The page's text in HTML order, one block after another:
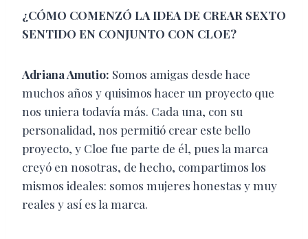
¿CÓMO COMENZÓ LA IDEA DE CREAR SEXTO
SENTIDO EN CONJUNTO CON CLOE?
Adriana Amutio: Somos amigas desde hace
muchos años y quisimos hacer un proyecto que
nos uniera todavía más. Cada una, con su
personalidad, nos permitió crear este bello
proyecto, y Cloe fue parte de él, pues la marca
creyó en nosotras, de hecho, compartimos los
mismos ideales: somos mujeres honestas y muy
reales y así es la marca.